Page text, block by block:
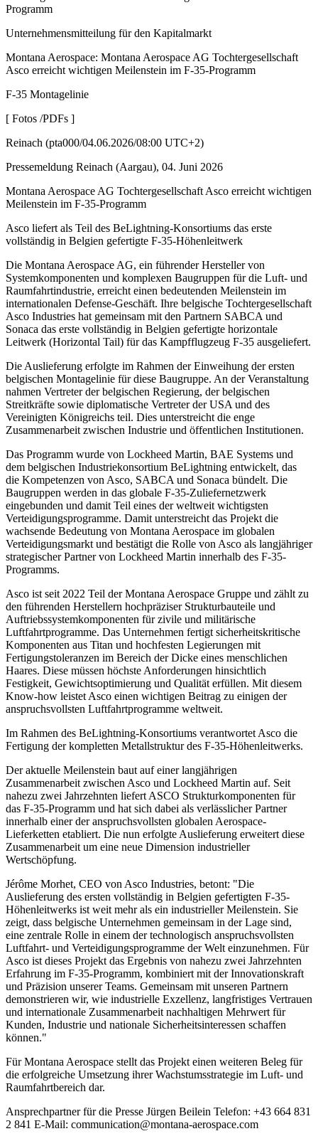
Programm
Unternehmensmitteilung für den Kapitalmarkt
Montana Aerospace: Montana Aerospace AG Tochtergesellschaft
Asco erreicht wichtigen Meilenstein im F-35-Programm
F-35 Montagelinie
[ Fotos /PDFs ]
Reinach (pta000/04.06.2026/08:00 UTC+2)
Pressemeldung Reinach (Aargau), 04. Juni 2026
Montana Aerospace AG Tochtergesellschaft Asco erreicht wichtigen
Meilenstein im F-35-Programm
Asco liefert als Teil des BeLightning-Konsortiums das erste
vollständig in Belgien gefertigte F-35-Höhenleitwerk
Die Montana Aerospace AG, ein führender Hersteller von
Systemkomponenten und komplexen Baugruppen für die Luft- und
Raumfahrtindustrie, erreicht einen bedeutenden Meilenstein im
internationalen Defense-Geschäft. Ihre belgische Tochtergesellschaft
Asco Industries hat gemeinsam mit den Partnern SABCA und
Sonaca das erste vollständig in Belgien gefertigte horizontale
Leitwerk (Horizontal Tail) für das Kampfflugzeug F-35 ausgeliefert.
Die Auslieferung erfolgte im Rahmen der Einweihung der ersten
belgischen Montagelinie für diese Baugruppe. An der Veranstaltung
nahmen Vertreter der belgischen Regierung, der belgischen
Streitkräfte sowie diplomatische Vertreter der USA und des
Vereinigten Königreichs teil. Dies unterstreicht die enge
Zusammenarbeit zwischen Industrie und öffentlichen Institutionen.
Das Programm wurde von Lockheed Martin, BAE Systems und
dem belgischen Industriekonsortium BeLightning entwickelt, das
die Kompetenzen von Asco, SABCA und Sonaca bündelt. Die
Baugruppen werden in das globale F-35-Zuliefernetzwerk
eingebunden und damit Teil eines der weltweit wichtigsten
Verteidigungsprogramme. Damit unterstreicht das Projekt die
wachsende Bedeutung von Montana Aerospace im globalen
Verteidigungsmarkt und bestätigt die Rolle von Asco als langjähriger
strategischer Partner von Lockheed Martin innerhalb des F-35-
Programms.
Asco ist seit 2022 Teil der Montana Aerospace Gruppe und zählt zu
den führenden Herstellern hochpräziser Strukturbauteile und
Auftriebssystemkomponenten für zivile und militärische
Luftfahrtprogramme. Das Unternehmen fertigt sicherheitskritische
Komponenten aus Titan und hochfesten Legierungen mit
Fertigungstoleranzen im Bereich der Dicke eines menschlichen
Haares. Diese müssen höchste Anforderungen hinsichtlich
Festigkeit, Gewichtsoptimierung und Qualität erfüllen. Mit diesem
Know-how leistet Asco einen wichtigen Beitrag zu einigen der
anspruchsvollsten Luftfahrtprogramme weltweit.
Im Rahmen des BeLightning-Konsortiums verantwortet Asco die
Fertigung der kompletten Metallstruktur des F-35-Höhenleitwerks.
Der aktuelle Meilenstein baut auf einer langjährigen
Zusammenarbeit zwischen Asco und Lockheed Martin auf. Seit
nahezu zwei Jahrzehnten liefert ASCO Strukturkomponenten für
das F-35-Programm und hat sich dabei als verlässlicher Partner
innerhalb einer der anspruchsvollsten globalen Aerospace-
Lieferketten etabliert. Die nun erfolgte Auslieferung erweitert diese
Zusammenarbeit um eine neue Dimension industrieller
Wertschöpfung.
Jérôme Morhet, CEO von Asco Industries, betont: "Die
Auslieferung des ersten vollständig in Belgien gefertigten F-35-
Höhenleitwerks ist weit mehr als ein industrieller Meilenstein. Sie
zeigt, dass belgische Unternehmen gemeinsam in der Lage sind,
eine zentrale Rolle in einem der technologisch anspruchsvollsten
Luftfahrt- und Verteidigungsprogramme der Welt einzunehmen. Für
Asco ist dieses Projekt das Ergebnis von nahezu zwei Jahrzehnten
Erfahrung im F-35-Programm, kombiniert mit der Innovationskraft
und Präzision unserer Teams. Gemeinsam mit unseren Partnern
demonstrieren wir, wie industrielle Exzellenz, langfristiges Vertrauen
und internationale Zusammenarbeit nachhaltigen Mehrwert für
Kunden, Industrie und nationale Sicherheitsinteressen schaffen
können."
Für Montana Aerospace stellt das Projekt einen weiteren Beleg für
die erfolgreiche Umsetzung ihrer Wachstumsstrategie im Luft- und
Raumfahrtbereich dar.
Ansprechpartner für die Presse Jürgen Beilein Telefon: +43 664 831
2 841 E-Mail: communication@montana-aerospace.com